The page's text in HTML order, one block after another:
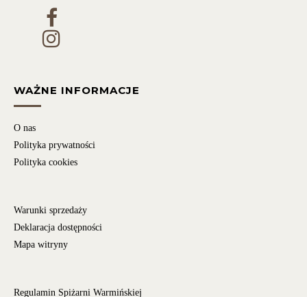
WAŻNE INFORMACJE
O nas
Polityka prywatności
Polityka cookies
Warunki sprzedaży
Deklaracja dostępności
Mapa witryny
Regulamin Spiżarni Warmińskiej